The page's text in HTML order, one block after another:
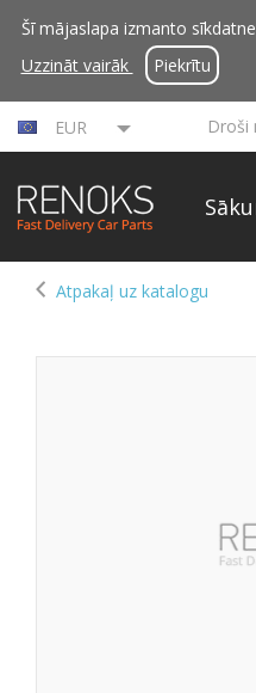
Šī mājaslapa izmanto
Uzzināt vairāk
Piekrītu
EUR Droši
Atpakaļ uz katalogu